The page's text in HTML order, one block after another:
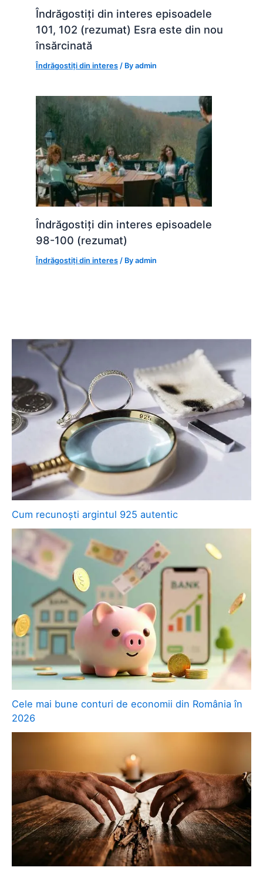
Îndrăgostiți din interes episoadele
101, 102 (rezumat) Esra este din nou
însărcinată
Îndrăgostiți din interes / Byadmin
Îndrăgostiți din interes episoadele
98-100 (rezumat)
Îndrăgostiți din interes / Byadmin
Cum recunoști argintul 925 autentic
Cele mai bune conturi de economii din România în
2026